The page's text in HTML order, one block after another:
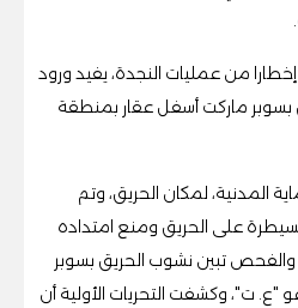
إخطارا من عمليات النجدة، يفيد ورود
بسوبر ماركت أسفل عقار بمنطقة
المدنية، لمكان الحريق، وتم
على الحريق ومنع امتداده
والفحص تبين نشوب الحريق بسوبر
ت"، وكشفت التحريات الأولية أن